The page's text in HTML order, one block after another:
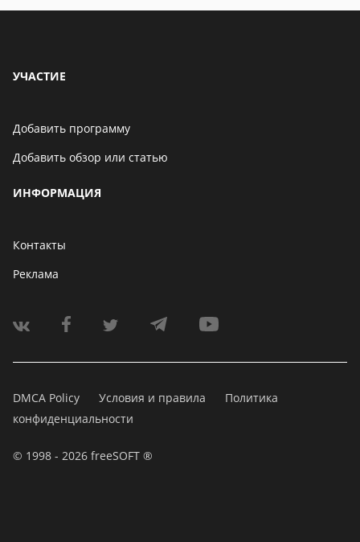
УЧАСТИЕ
Добавить программу
Добавить обзор или статью
ИНФОРМАЦИЯ
Контакты
Реклама
DMCA Policy Условия и правила
Политика
конфиденциальности
© 1998 - 2026 freeSOFT ®